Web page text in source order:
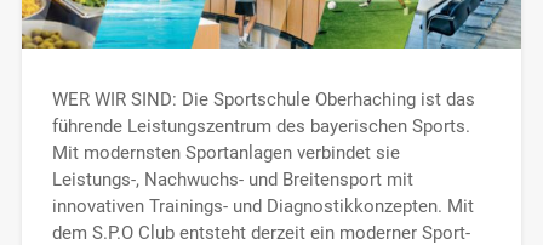
WER WIR SIND: Die Sportschule Oberhaching ist das
führende Leistungszentrum des bayerischen Sports.
Mit modernsten Sportanlagen verbindet sie
Leistungs-, Nachwuchs- und Breitensport mit
innovativen Trainings- und Diagnostikkonzepten. Mit
dem S.P.O Club entsteht derzeit ein moderner Sport-